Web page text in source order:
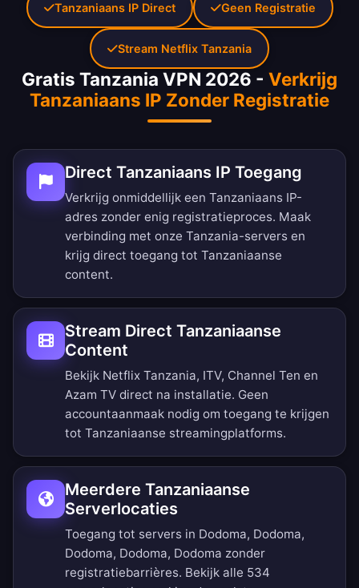
Gratis Tanzania VPN 2026 - Verkrijg
Tanzaniaans IP Zonder Registratie
Direct Tanzaniaans IP Toegang
Verkrijg onmiddellijk een Tanzaniaans IP-
adres zonder enig registratieproces. Maak
verbinding met onze Tanzania-servers en
krijg direct toegang tot Tanzaniaanse
content.
Stream Direct Tanzaniaanse
Content
Bekijk Netflix Tanzania, ITV, Channel Ten en
Azam TV direct na installatie. Geen
accountaanmaak nodig om toegang te krijgen
tot Tanzaniaanse streamingplatforms.
Meerdere Tanzaniaanse
Serverlocaties
Toegang tot servers in Dodoma, Dodoma,
Dodoma, Dodoma, Dodoma zonder
registratiebarrières. Bekijk alle 534
Tanzaniaans IP Direct Geen Registratie
Stream Netflix Tanzania